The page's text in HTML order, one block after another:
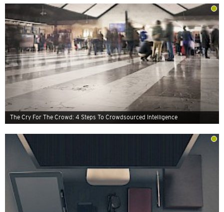
The Cry For The Crowd: 4 Steps To Crowdsourced Intelligence